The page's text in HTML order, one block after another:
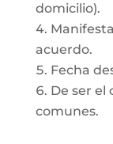
domicilio).
acuerdo.
Fecha
De ser el
comunes.